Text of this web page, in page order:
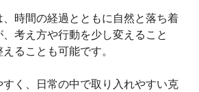
時間の経過とともに自然と落ち着
考え方や行動を少し変えること
ることも可能です。
く、日常の中で取り入れやすい克